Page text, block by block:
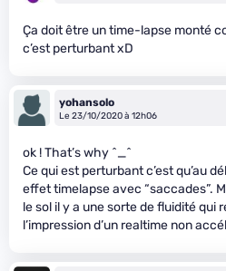
Ça doit être un time-lapse monté
c’est perturbant xD
yohansolo
Le 23/10/2020 à 12h06
ok ! That’s why ^_^
Ce qui est perturbant c’est qu’au
effet timelapse avec “saccades”.
le sol il y a une sorte de fluidité qui
l’impression d’un realtime non